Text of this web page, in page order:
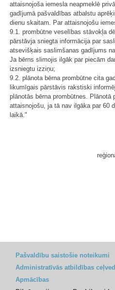
attaisnojoša iemesla neapmeklē
gadījumā pašvaldības atbalstu
dienu skaitam. Par attaisnojošu
9.1. prombūtne veselības stāvokļa
pārstāvja sniegta informācija par
atsevišķais saslimšanas gadījums
Ja bērns slimojis ilgāk par piecām
izsniegtu izziņu;
9.2. plānota bērna prombūtne cita
likumīgais pārstāvis rakstiski
plānotās bērna prombūtnes. Plānotā
attaisnojošu, ja tā nav ilgāka par 60
laikā."
Pašvaldību saistošie noteikumi
Administratīvās atbildības
Apmācības